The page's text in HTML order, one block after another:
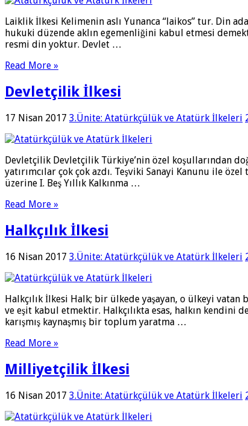
Laiklik İlkesi Kelimenin aslı Yunanca “laikos” tur. Din
hukuki düzende aklın egemenliğini kabul etmesi
resmi din yoktur. Devlet …
Read More »
Devletçilik İlkesi
17 Nisan 2017 3.Ünite: Atatürkçülük ve Atatürk İlkeleri
Devletçilik Devletçilik Türkiye’nin özel koşullarından
yatırımcılar çok çok azdı. Teşviki Sanayi Kanunu ile
üzerine I. Beş Yıllık Kalkınma …
Read More »
Halkçılık İlkesi
16 Nisan 2017 3.Ünite: Atatürkçülük ve Atatürk İlkeleri
Halkçılık İlkesi Halk; bir ülkede yaşayan, o ülkeyi
ve eşit kabul etmektir. Halkçılıkta esas, halkın
karışmış kaynaşmış bir toplum yaratma …
Read More »
Milliyetçilik İlkesi
16 Nisan 2017 3.Ünite: Atatürkçülük ve Atatürk İlkeleri